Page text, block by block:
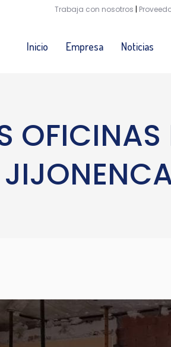
Trabaja con nosotros |
Inicio Empresa Noticias
OFICINAS